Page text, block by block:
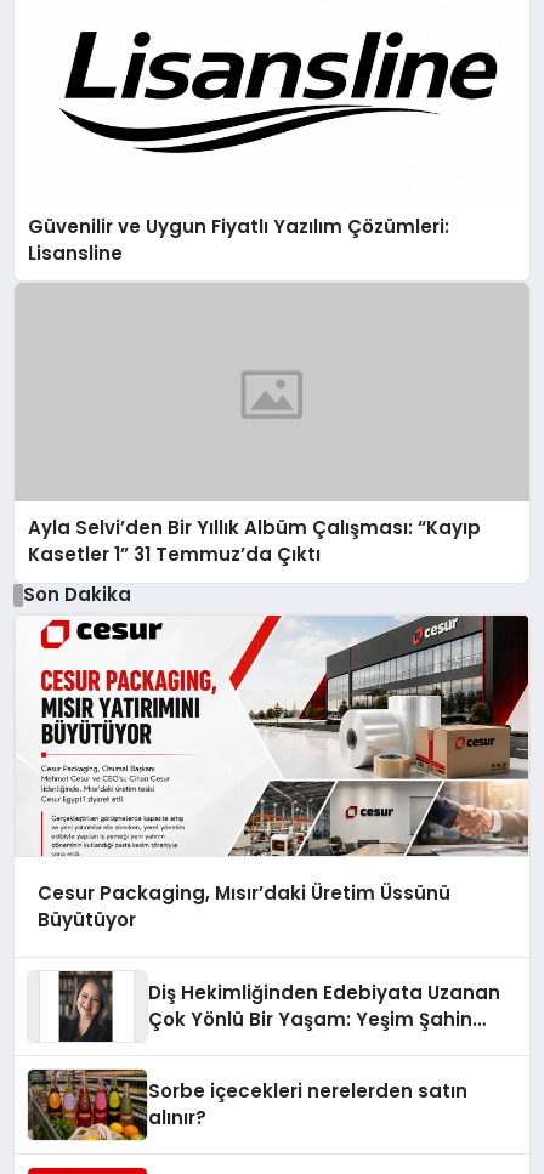
Güvenilir ve Uygun Fiyatlı Yazılım Çözümleri:
Lisansline
Ayla Selvi’den Bir Yıllık Albüm Çalışması: “Kayıp
Kasetler 1” 31 Temmuz’da Çıktı
Son Dakika
Cesur Packaging, Mısır’daki Üretim Üssünü
Büyütüyor
Diş Hekimliğinden Edebiyata Uzanan
Çok Yönlü Bir Yaşam: Yeşim Şahin
Sorbe içecekleri nerelerden satın
alınır?